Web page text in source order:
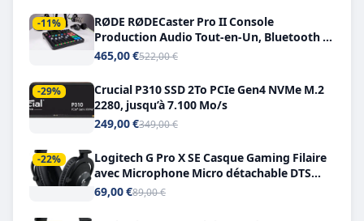
-11%
RØDE RØDECaster Pro II Console
Production Audio Tout-en-Un, Bluetooth et
Double USB-C
465,00 €522,00 €
-29%
Crucial P310 SSD 2To PCIe Gen4 NVMe M.2
2280, jusqu’à 7.100 Mo/s
249,00 €349,00 €
-22%
Logitech G Pro X SE Casque Gaming Filaire
avec Microphone Micro détachable DTS
Headphone X 7.1
69,00 €89,00 €